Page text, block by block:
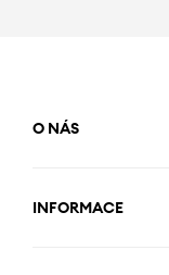
O NÁS
INFORMACE